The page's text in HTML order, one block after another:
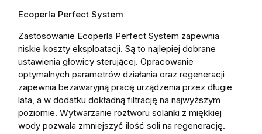
Ecoperla Perfect System
Zastosowanie Ecoperla Perfect System zapewnia
niskie koszty eksploatacji. Są to najlepiej dobrane
ustawienia głowicy sterującej. Opracowanie
optymalnych parametrów działania oraz regeneracji
zapewnia bezawaryjną pracę urządzenia przez długie
lata, a w dodatku dokładną filtrację na najwyższym
poziomie. Wytwarzanie roztworu solanki z miękkiej
wody pozwala zmniejszyć ilość soli na regenerację.